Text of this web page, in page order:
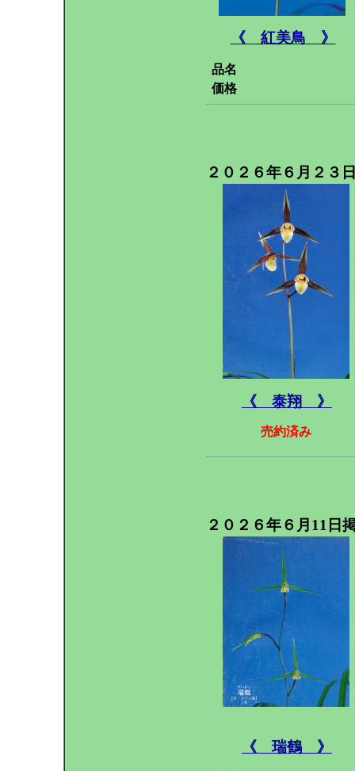
《 紅美鳥 》
品名
価格
２０２６年６月２３
《 泰翔 》
売約済み
２０２６年６月11日
《 瑞鶴 》